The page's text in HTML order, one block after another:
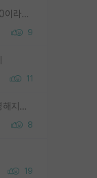
뭐 토익같은게 되버린거죠 토익 900이라고 영어잘하는건 아닙니다만 잘하는사람은 다 900을 넘는 그런
9
11
ㅋㅋㅋㅋㅋㅋ ㅠㅠ 그래서 일단 유명해지는게 중요한거같습니다
8
19